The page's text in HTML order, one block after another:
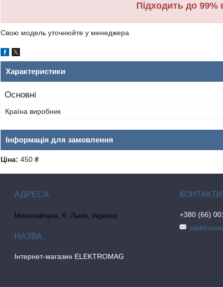
Підходить до 99%
Свою модель уточнюйте у менеджера
Характеристики
Основні
Країна виробник
Інформація для замовлення
Ціна: 450 ₴
Миколайчука, 6, Львів, Україна
Інтернет-магазин ELEKTROMAG
+380 (66)